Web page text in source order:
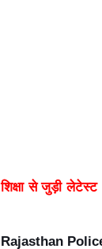
शिक्षा से जुड़ी
Rajasthan